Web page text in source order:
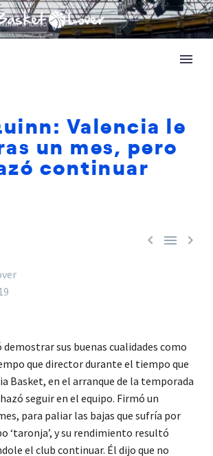
Valencia le
un mes, pero
continuar
  
sus buenas cualidades como
que director durante el tiempo que
Basket, en el arranque de la temporada
seguir en el equipo. Firmó un
para paliar las bajas que sufría por
‘taronja’, y su rendimiento resultó
el club continuar. Él dijo que no